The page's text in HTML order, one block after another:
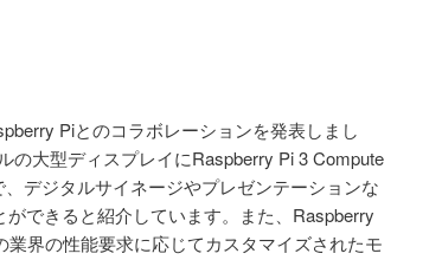
Piとのコラボレーションを発表しまし
の大型ディスプレイにRaspberry Pi 3 Compute
デジタルサイネージやプレゼンテーションな
できると紹介しています。また、Raspberry
業界の性能要求に応じてカスタマイズされたモ